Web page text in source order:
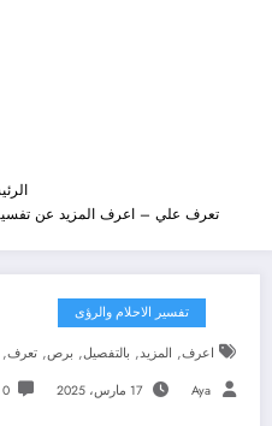
تعرف علي – اعرف المزيد عن
تفسير الاحلام والرؤى
اعرف, المزيد, بالتفصيل, برص, تعرف,
Aya 17 مارس، 2025 0 تعليقات